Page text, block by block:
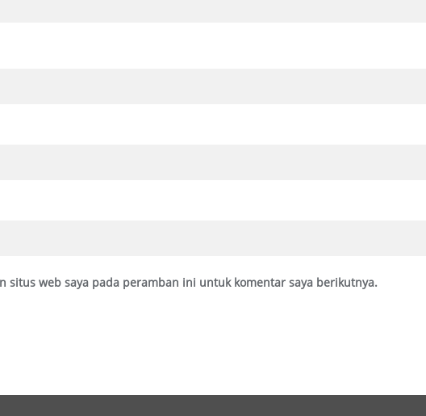
situs web saya pada peramban ini untuk komentar saya berikutnya.